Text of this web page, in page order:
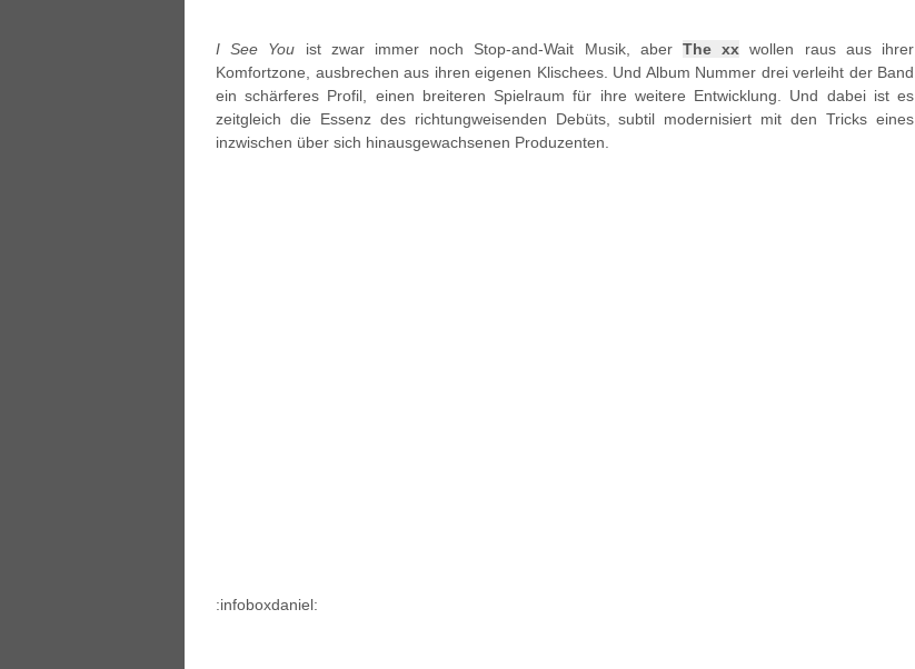
I See You ist zwar immer noch Stop-and-Wait Musik, aberThe xx wollen raus aus ihrer
Komfortzone, ausbrechen aus ihren eigenen Klischees. Und Album Nummer drei verleiht der Band
ein schärferes Profil, einen breiteren Spielraum für ihre weitere Entwicklung. Und dabei ist es
zeitgleich die Essenz des richtungweisenden Debüts, subtil modernisiert mit den Tricks eines
inzwischen über sich hinausgewachsenen Produzenten.
:infoboxdaniel: